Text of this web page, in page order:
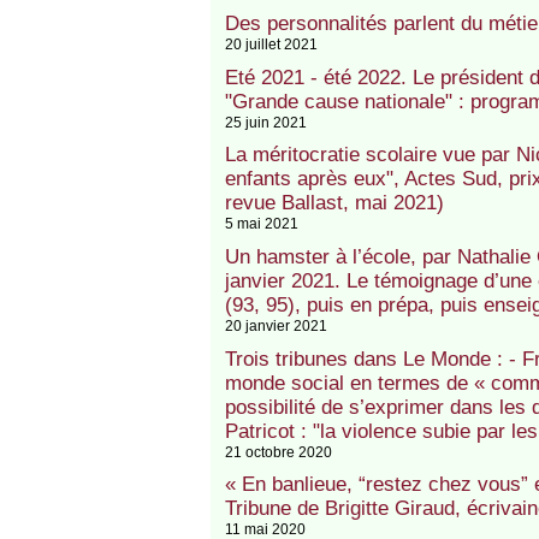
Des personnalités parlent du
20 juillet 2021
Eté 2021 - été 2022. Le président
"Grande cause nationale" :
25 juin 2021
La méritocratie scolaire vue par
enfants après eux", Actes Sud,
revue Ballast, mai 2021)
5 mai 2021
Un hamster à l’école, par
janvier 2021. Le témoignage
(93, 95), puis en prépa, puis
20 janvier 2021
Trois tribunes dans Le Monde : -
monde social en termes de «
possibilité de s’exprimer dans les
Patricot : "la violence subie par
21 octobre 2020
« En banlieue, “restez chez
Tribune de Brigitte Giraud,
11 mai 2020